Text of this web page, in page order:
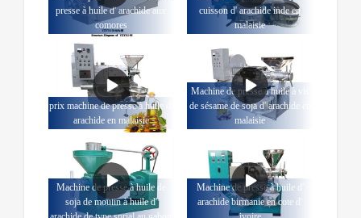
presse à huile d' arachide aux
comores
cuisson d' arachide inde en
malaisie
prix machine de presse à huile d'
arachide en malaisie
Machine de presse à huile à vis
de sésame de soja d' arachide en
malaisie
Machine de presse à huile de
soja de moulin à huile d'
Machine de presse à huile d'
arachide birmanie en cote d'